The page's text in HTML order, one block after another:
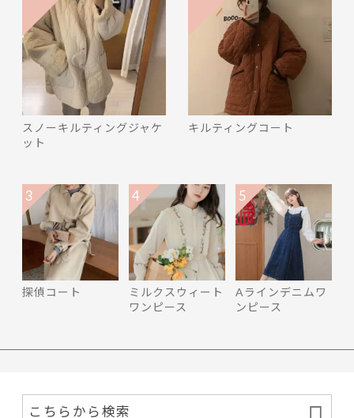
スノーキルティングジャケ
ット
キルティングコート
探偵コート
3
ミルクスウィート
ワンピース
4
Aラインデニムワ
ンピース
5